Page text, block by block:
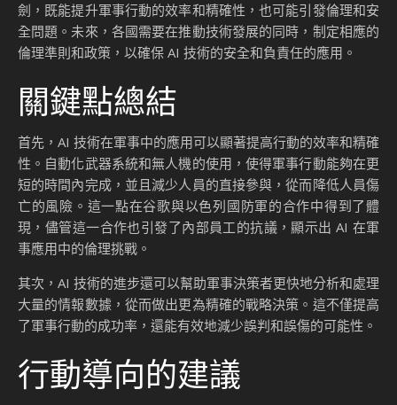
劍，既能提升軍事行動的效率和精確性，也可能引發倫理和安
全問題。未來，各國需要在推動技術發展的同時，制定相應的
倫理準則和政策，以確保 AI 技術的安全和負責任的應用。
關鍵點總結
首先，AI 技術在軍事中的應用可以顯著提高行動的效率和精確
性。自動化武器系統和無人機的使用，使得軍事行動能夠在更
短的時間內完成，並且減少人員的直接參與，從而降低人員傷
亡的風險。這一點在谷歌與以色列國防軍的合作中得到了體
現，儘管這一合作也引發了內部員工的抗議，顯示出 AI 在軍
事應用中的倫理挑戰。
其次，AI 技術的進步還可以幫助軍事決策者更快地分析和處理
大量的情報數據，從而做出更為精確的戰略決策。這不僅提高
了軍事行動的成功率，還能有效地減少誤判和誤傷的可能性。
行動導向的建議